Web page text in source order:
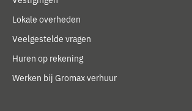
Lokale overheden
Veelgestelde vragen
Huren op rekening
Werken bij Gromax verhuur